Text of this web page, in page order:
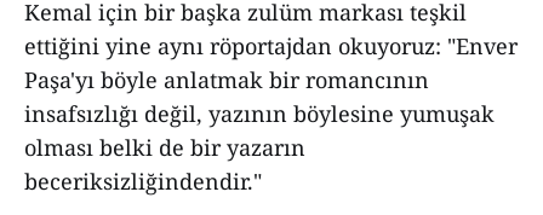
Kemal için bir başka zulüm markası teşkil
ettiğini yine aynı röportajdan okuyoruz: "Enver
Paşa'yı böyle anlatmak bir romancının
insafsızlığı değil, yazının böylesine yumuşak
olması belki de bir yazarın
beceriksizliğindendir."